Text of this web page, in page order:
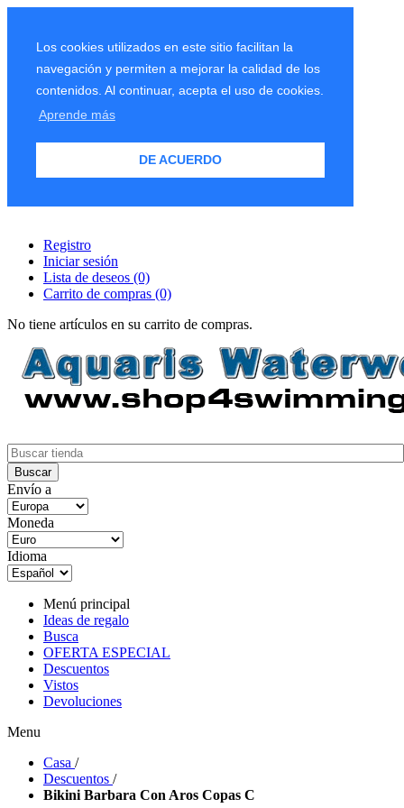
Los cookies utilizados en este sitio facilitan la
navegación y permiten a mejorar la calidad de los
contenidos. Al continuar, acepta el uso de cookies.
Aprende más
DE ACUERDO
Registro
Iniciar sesión
Lista de deseos (0)
Carrito de compras (0)
No tiene artículos en su carrito de compras.
Envío a
Moneda
Idioma
Menú principal
Ideas de regalo
Busca
OFERTA ESPECIAL
Descuentos
Vistos
Devoluciones
Menu
Casa /
Descuentos /
Bikini Barbara Con Aros Copas C